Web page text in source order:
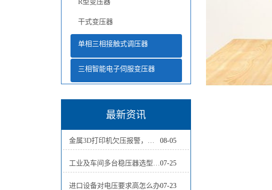
R型变压器
干式变压器
单相三相接触式调压器
三相智能电子伺服变压器
最新资讯
08-05
工业及车间多台稳压器选型方案全面解析07-25
进口设备对电压要求高怎么办07-23